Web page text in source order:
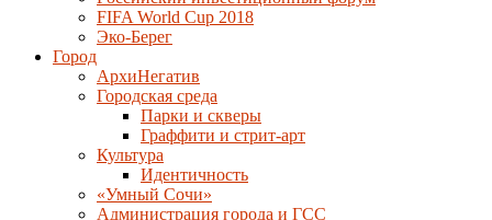
FIFA World Cup 2018
Эко-Берег
Город
АрхиНегатив
Городская среда
Парки и скверы
Граффити и стрит-арт
Культура
Идентичность
«Умный Сочи»
Администрация города и ГСС